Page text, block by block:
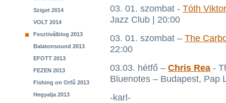
Sziget 2014
VOLT 2014
Fesztiválblog 2013
Balatonsound 2013
EFOTT 2013
FEZEN 2013
Fishing on Orfű 2013
Hegyalja 2013
03. 01. szombat - Tóth
Jazz Club | 20:00
03. 01. szombat – The
22:00
03.03. hétfő – Chris Rea -
Bluenotes – Budapest, Pap
-karl-